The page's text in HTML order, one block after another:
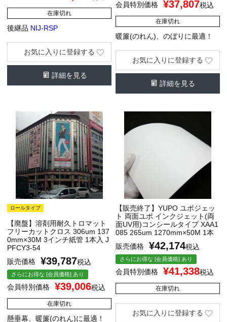
在庫切れ
後継品 NIJ-RSP
詳細を見る
お気に入りに登録する
会員特別価格 ¥37,807税込
在庫切れ
暖簾(のれん)、のぼりに最適！
詳細を見る
お気に入りに登録する
ロールタイプ
【廃盤】溶剤用耐久トロマット
フリーカットクロス 306um 137
0mm×30M 3インチ紙管 1本入 J
PFCY3-54
販売価格
¥39,787税込
さらにお得な [会員価格] あり
会員特別価格 ¥39,006税込
在庫切れ
懸垂幕、暖簾(のれん)に最適！
【販売終了】YUPO ユポジェッ
ト 両面ユポ インクジェット(両
面UV用)コンシールタイプ XAA1
085 265um 1270mm×50M 1本
販売価格
¥42,174税込
さらにお得な [会員価格] あり
会員特別価格 ¥41,338税込
在庫切れ
お気に入りに登録する